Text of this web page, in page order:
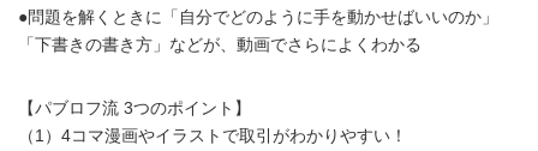
●問題を解くときに「自分でどのように手を動かせばいいのか」
「下書きの書き方」などが、動画でさらによくわかる
【パブロフ流 3つのポイント】
（1）4コマ漫画やイラストで取引がわかりやすい！